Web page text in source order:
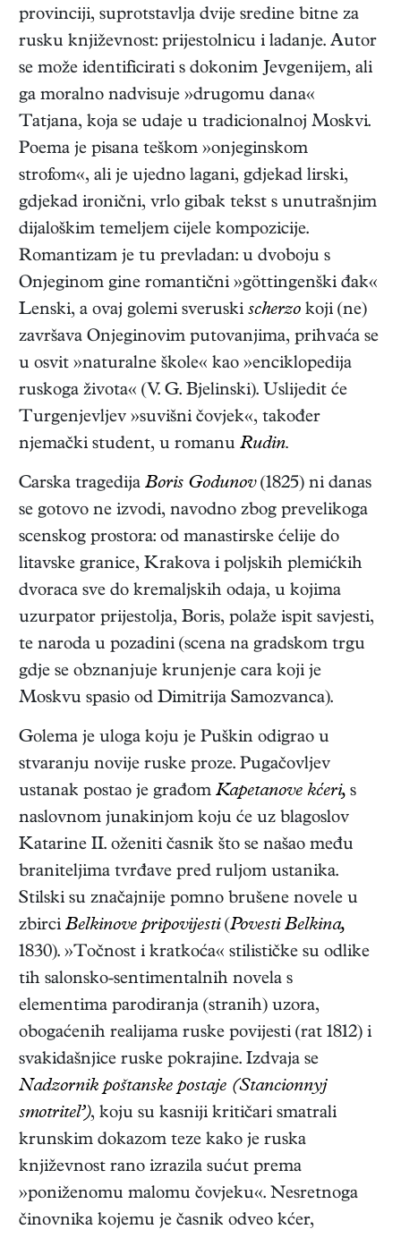
provinciji, suprotstavlja dvije sredine bitne za
rusku književnost: prijestolnicu i ladanje. Autor
se može identificirati s dokonim Jevgenijem, ali
ga moralno nadvisuje »drugomu dana«
Tatjana, koja se udaje u tradicionalnoj Moskvi.
Poema je pisana teškom »onjeginskom
strofom«, ali je ujedno lagani, gdjekad lirski,
gdjekad ironični, vrlo gibak tekst s unutrašnjim
dijaloškim temeljem cijele kompozicije.
Romantizam je tu prevladan: u dvoboju s
Onjeginom gine romantični »göttingenški đak«
Lenski, a ovaj golemi sveruski scherzo koji (ne)
završava Onjeginovim putovanjima, prihvaća se
u osvit »naturalne škole« kao »enciklopedija
ruskoga života« (V. G. Bjelinski). Uslijedit će
Turgenjevljev »suvišni čovjek«, također
njemački student, u romanu Rudin.
Carska tragedija Boris Godunov(1825) ni danas
se gotovo ne izvodi, navodno zbog prevelikoga
scenskog prostora: od manastirske ćelije do
litavske granice, Krakova i poljskih plemićkih
dvoraca sve do kremaljskih odaja, u kojima
uzurpator prijestolja, Boris, polaže ispit savjesti,
te naroda u pozadini (scena na gradskom trgu
gdje se obznanjuje krunjenje cara koji je
Moskvu spasio od Dimitrija Samozvanca).
Golema je uloga koju je Puškin odigrao u
stvaranju novije ruske proze. Pugačovljev
ustanak postao je građom Kapetanove kćeri, s
naslovnom junakinjom koju će uz blagoslov
Katarine II. oženiti časnik što se našao među
braniteljima tvrđave pred ruljom ustanika.
Stilski su značajnije pomno brušene novele u
zbirci Belkinove pripovijesti(Povesti Belkina,
1830). »Točnost i kratkoća« stilističke su odlike
tih salonsko-sentimentalnih novela s
elementima parodiranja (stranih) uzora,
obogaćenih realijama ruske povijesti (rat 1812) i
svakidašnjice ruske pokrajine. Izdvaja se
Nadzornik poštanske postaje (Stancionnyj
smotritel’), koju su kasniji kritičari smatrali
krunskim dokazom teze kako je ruska
književnost rano izrazila sućut prema
»poniženomu malomu čovjeku«. Nesretnoga
činovnika kojemu je časnik odveo kćer,